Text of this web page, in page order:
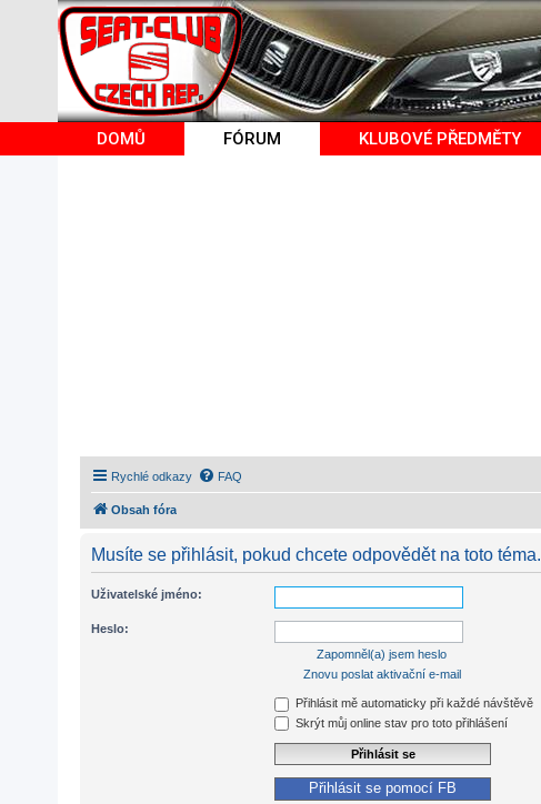
DOMŮ FÓRUM KLUBOVÉ PŘEDMĚTY
Rychlé odkazy FAQ
Obsah fóra
Musíte se přihlásit, pokud chcete odpovědět na toto téma.
Uživatelské jméno:
Heslo:
Zapomněl(a) jsem heslo
Znovu poslat aktivační e-mail
Přihlásit mě automaticky při každé návštěvě
Skrýt můj online stav pro toto přihlášení
Přihlásit se pomocí FB